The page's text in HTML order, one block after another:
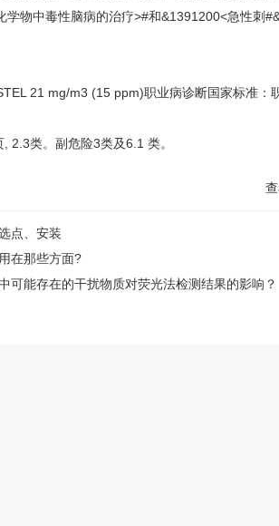
物中毒性脑病的治疗>#和&1391200<急性刺
21 mg/m3 (15 ppm)职业病诊断国家标准：
2.3类。副危险3类及6.1 类。
点、安装
在那些方面?
可能存在的干扰物质对荧光法检测结果的影响？